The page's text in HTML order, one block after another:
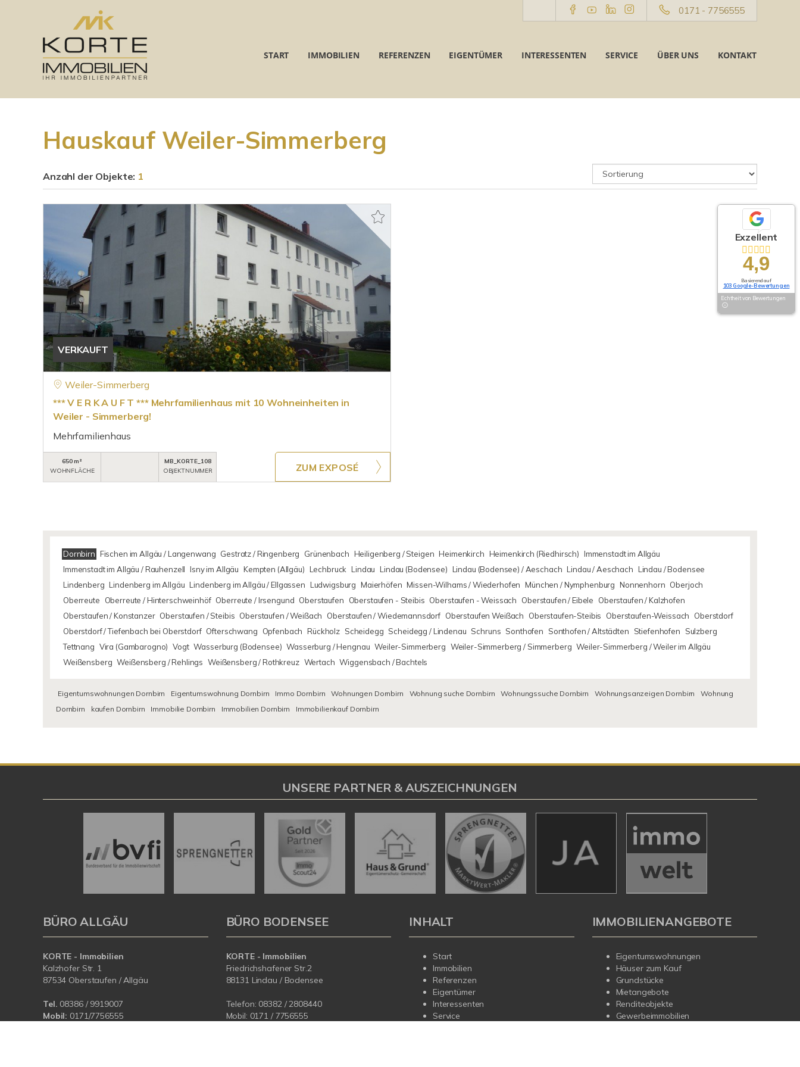
0171 - 7756555
START IMMOBILIEN REFERENZEN EIGENTÜMER INTERESSENTEN SERVICE ÜBER UNS KONTAKT
Hauskauf Weiler-Simmerberg
Anzahl der Objekte: 1
VERKAUFT
Weiler-Simmerberg
*** V E R K A U F T *** Mehrfamilienhaus mit 10 Wohneinheiten in
Weiler - Simmerberg!
Mehrfamilienhaus
650 m²
WOHNFLÄCHE
MB_KORTE_108
OBJEKTNUMMER
ZUM EXPOSÉ
Dornbirn Fischen im Allgäu / Langenwang Gestratz / Ringenberg Grünenbach Heiligenberg / Steigen Heimenkirch Heimenkirch (Riedhirsch) Immenstadt im Allgäu
Immenstadt im Allgäu / Rauhenzell Isny im Allgäu Kempten (Allgäu) Lechbruck Lindau Lindau (Bodensee) Lindau (Bodensee) / Aeschach Lindau / Aeschach Lindau / Bodensee
Lindenberg Lindenberg im Allgäu Lindenberg im Allgäu / Ellgassen Ludwigsburg Maierhöfen Missen-Wilhams / Wiederhofen München / Nymphenburg Nonnenhorn Oberjoch
Oberreute
Oberreute / Hinterschweinhöf Oberreute / Irsengund Oberstaufen Oberstaufen - Steibis Oberstaufen - Weissach Oberstaufen / Eibele
Oberstaufen / Kalzhofen
Oberstaufen / Konstanzer Oberstaufen / Steibis Oberstaufen / Weißach Oberstaufen / Wiedemannsdorf Oberstaufen Weißach Oberstaufen-Steibis Oberstaufen-Weissach
Oberstdorf
Oberstdorf / Tiefenbach bei Oberstdorf Ofterschwang Opfenbach Rückholz Scheidegg Scheidegg / Lindenau Schruns Sonthofen Sonthofen / Altstädten Stiefenhofen
Sulzberg
Tettnang Vira (Gambarogno) Vogt Wasserburg (Bodensee) Wasserburg / Hengnau Weiler-Simmerberg Weiler-Simmerberg / Simmerberg Weiler-Simmerberg / Weiler im Allgäu
Weißensberg Weißensberg / Rehlings Weißensberg / Rothkreuz Wertach Wiggensbach / Bachtels
Eigentumswohnungen Dornbirn Eigentumswohnung Dornbirn Immo Dornbirn Wohnungen Dornbirn Wohnung suche Dornbirn Wohnungssuche Dornbirn Wohnungsanzeigen Dornbirn
Wohnung
Dornbirn
kaufen Dornbirn Immobilie Dornbirn Immobilien Dornbirn Immobilienkauf Dornbirn
Exzellent
4,9
Basierend auf
103 Google-Bewertungen
Echtheit von Bewertungen
UNSERE PARTNER & AUSZEICHNUNGEN
BÜRO ALLGÄU
KORTE - Immobilien
Kalzhofer Str. 1
87534 Oberstaufen / Allgäu
Tel. 08386 / 9919007
Mobil: 0171/7756555
BÜRO BODENSEE
KORTE - Immobilien
Friedrichshafener Str.2
88131 Lindau / Bodensee
Telefon: 08382 / 2808440
Mobil: 0171 / 7756555
INHALT
Start
Immobilien
Referenzen
Eigentümer
Interessenten
Service
IMMOBILIENANGEBOTE
Eigentumswohnungen
Häuser zum Kauf
Grundstücke
Mietangebote
Renditeobjekte
Gewerbeimmobilien